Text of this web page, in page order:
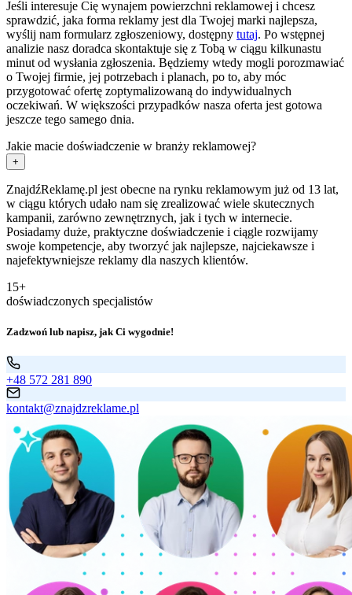
Jeśli interesuje Cię wynajem powierzchni reklamowej i chcesz
sprawdzić, jaka forma reklamy jest dla Twojej marki najlepsza,
wyślij nam formularz zgłoszeniowy, dostępny tutaj. Po wstępnej
analizie nasz doradca skontaktuje się z Tobą w ciągu kilkunastu
minut od wysłania zgłoszenia. Będziemy wtedy mogli porozmawiać
o Twojej firmie, jej potrzebach i planach, po to, aby móc
przygotować ofertę zoptymalizowaną do indywidualnych
oczekiwań. W większości przypadków nasza oferta jest gotowa
jeszcze tego samego dnia.
Jakie macie doświadczenie w branży reklamowej?
+
ZnajdźReklamę.pl jest obecne na rynku reklamowym już od 13 lat,
w ciągu których udało nam się zrealizować wiele skutecznych
kampanii, zarówno zewnętrznych, jak i tych w internecie.
Posiadamy duże, praktyczne doświadczenie i ciągle rozwijamy
swoje kompetencje, aby tworzyć jak najlepsze, najciekawsze i
najefektywniejsze reklamy dla naszych klientów.
15+
doświadczonych specjalistów
Zadzwoń lub napisz, jak Ci wygodnie!
+48 572 281 890
kontakt@znajdzreklame.pl